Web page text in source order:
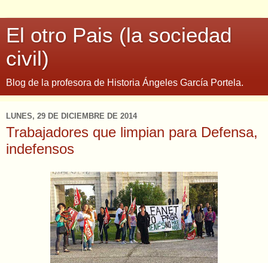
El otro Pais (la sociedad
civil)
Blog de la profesora de Historia Ángeles García Portela.
LUNES, 29 DE DICIEMBRE DE 2014
Trabajadores que limpian para Defensa,
indefensos